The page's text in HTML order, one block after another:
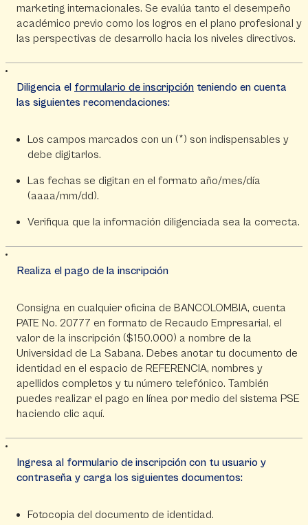
marketing internacionales. Se evalúa tanto el desempeño
académico previo como los logros en el plano profesional y
las perspectivas de desarrollo hacia los niveles directivos.
Diligencia el formulario de inscripción teniendo en cuenta
las siguientes recomendaciones:
Los campos marcados con un (*) son indispensables y
debe digitarlos.
Las fechas se digitan en el formato año/mes/día
(aaaa/mm/dd).
Verifiqua que la información diligenciada sea la correcta.
Realiza el pago de la inscripción
Consigna en cualquier oficina de BANCOLOMBIA, cuenta
PATE No. 20777 en formato de Recaudo Empresarial, el
valor de la inscripción ($150.000) a nombre de la
Universidad de La Sabana. Debes anotar tu documento de
identidad en el espacio de REFERENCIA, nombres y
apellidos completos y tu número telefónico. También
puedes realizar el pago en línea por medio del sistema PSE
haciendo clic aquí.
Ingresa al formulario de inscripción con tu usuario y
contraseña y carga los siguientes documentos:
Fotocopia del documento de identidad.